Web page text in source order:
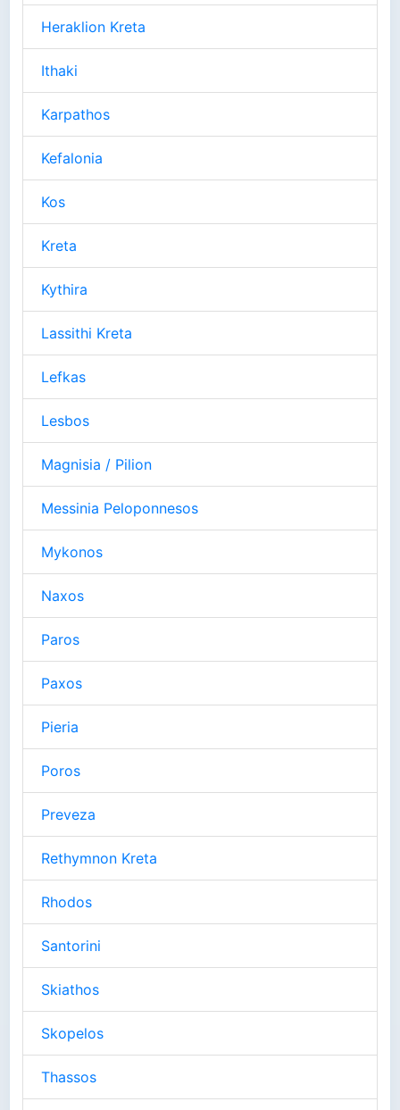
Heraklion Kreta
Ithaki
Karpathos
Kefalonia
Kos
Kreta
Kythira
Lassithi Kreta
Lefkas
Lesbos
Magnisia / Pilion
Messinia Peloponnesos
Mykonos
Naxos
Paros
Paxos
Pieria
Poros
Preveza
Rethymnon Kreta
Rhodos
Santorini
Skiathos
Skopelos
Thassos